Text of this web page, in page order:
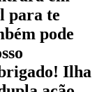
para te
pode
Ilha